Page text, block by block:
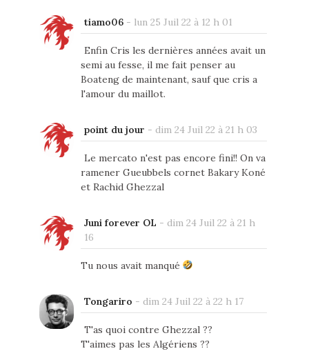
tiamo06- lun 25 Juil 22 à 12 h 01
Enfin Cris les dernières années avait un
semi au fesse, il me fait penser au
Boateng de maintenant, sauf que cris a
l'amour du maillot.
point du jour - dim 24 Juil 22 à 21 h 03
Le mercato n'est pas encore fini!! On va
ramener Gueubbels cornet Bakary Koné
et Rachid Ghezzal
Juni forever OL - dim 24 Juil 22 à 21 h
16
Tu nous avait manqué
Tongariro - dim 24 Juil 22 à 22 h 17
T'as quoi contre Ghezzal ??
T'aimes pas les Algériens ??